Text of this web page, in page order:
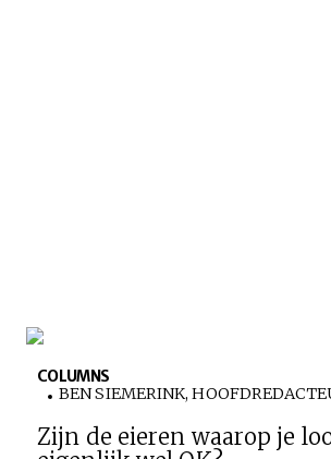
COLUMNS
BEN SIEMERINK,
Zijn de eieren waarop je